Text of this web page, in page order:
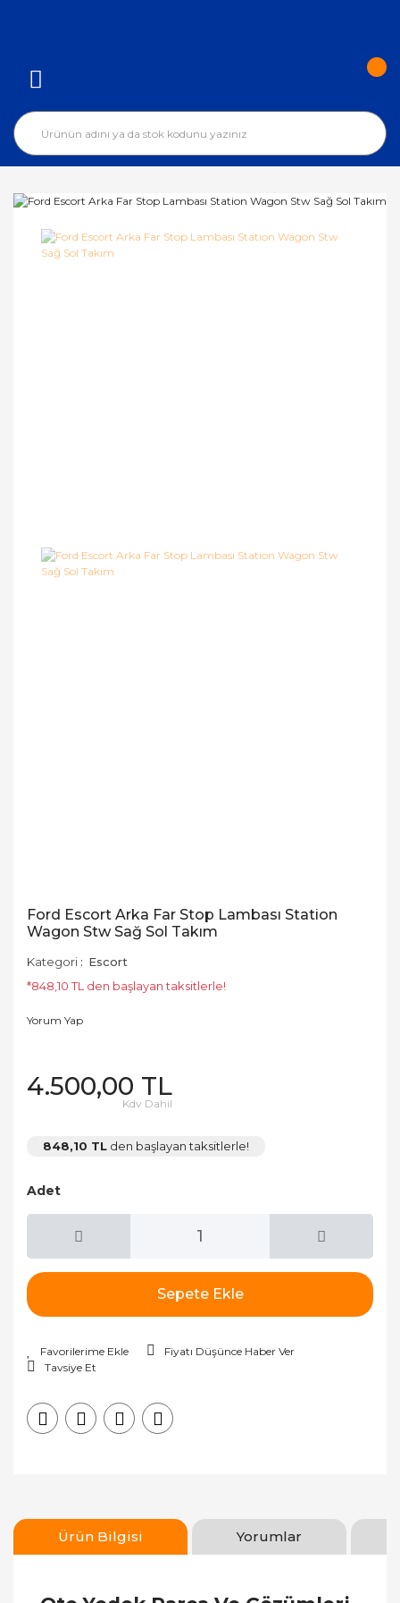
Ford Escort Arka Far Stop Lambası Station
Wagon Stw Sağ Sol Takım
Kategori
Escort
*848,10 TL den başlayan taksitlerle!
Yorum Yap
4.500,00 TL
Kdv Dahil
848,10 TL den başlayan taksitlerle!
Adet
Sepete Ekle
Fiyatı Düşünce Haber Ver
Tavsiye Et
Ürün Bilgisi Yorumlar